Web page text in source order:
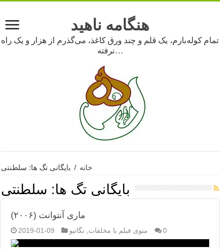
هنگامه ناهید
تمام کوله‌بارم، یک قلم و چند ورق کاغذ، می‌گذرم از هزار و یک راه
نرفته…
خانه / بایگانی تگ ها: سلطنتی
بایگانی تگ ها: سلطنتی
ماری آنتوانت (۲۰۰۶)
2019-01-09 منوی فیلم با مخلفات نگاتیو 0